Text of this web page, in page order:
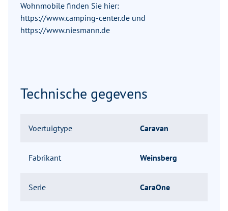
Wohnmobile finden Sie hier:
https://www.camping-center.de und
https://www.niesmann.de
Technische gegevens
Voertuigtype Caravan
Fabrikant Weinsberg
Serie CaraOne